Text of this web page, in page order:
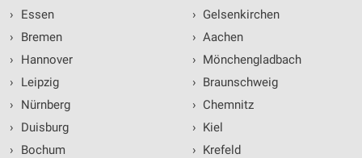
›
Essen
›
Bremen
›
Hannover
›
Leipzig
›
Nürnberg
›
Duisburg
›
Bochum
› Gelsenkirchen
› Aachen
› Mönchengladbach
› Braunschweig
› Chemnitz
› Kiel
› Krefeld